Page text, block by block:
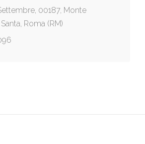
00187, Monte
Roma (RM)